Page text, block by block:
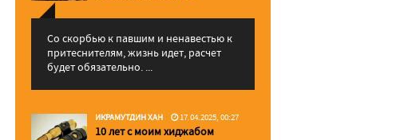
Со скорбью к павшим и ненавестью к
притеснителям, жизнь идет, расчет
будет обязательно. ...
ИКРАМУТДИН ХАН 17.04.2025, 00:27
10 лет с моим хиджабом